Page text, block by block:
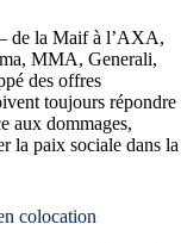
– de la Maif à l’AXA,
MMA, Generali,
des offres
toujours répondre
aux dommages,
la paix sociale dans la
colocation